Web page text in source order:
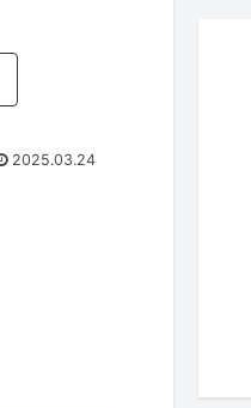
2025.03.24